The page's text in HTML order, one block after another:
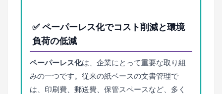
✅ ペーパーレス化でコスト削減と環境
負荷の低減
ペーパーレス化は、企業にとって重要な取り組
みの一つです。従来の紙ベースの文書管理で
は、印刷費、郵送費、保管スペースなど、多く